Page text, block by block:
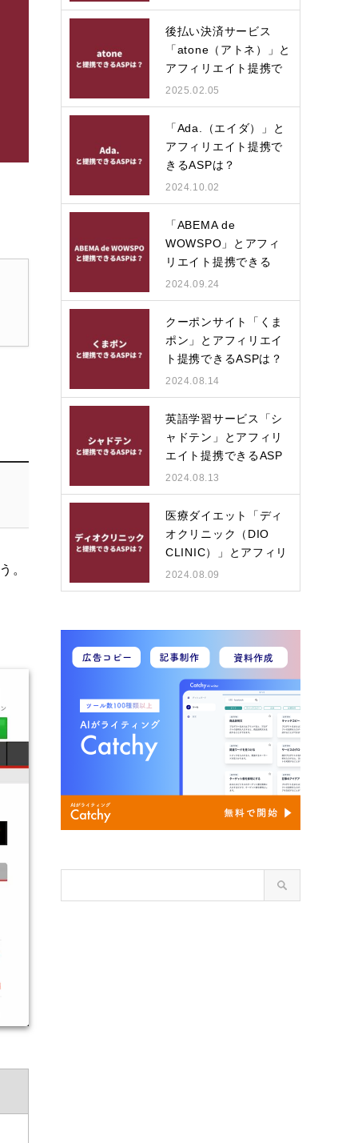
。
後払い決済サービス
「atone（アトネ）」と
アフィリエイト提携で
きる…
2025.02.05
「Ada.（エイダ）」と
アフィリエイト提携で
きるASPは？
2024.10.02
「ABEMA de
WOWSPO」とアフィ
リエイト提携できる
ASPは？
2024.09.24
クーポンサイト「くま
ポン」とアフィリエイ
ト提携できるASPは？
2024.08.14
英語学習サービス「シ
ャドテン」とアフィリ
エイト提携できるASP
は？
2024.08.13
医療ダイエット「ディ
オクリニック（DIO
CLINIC）」とアフィリ
エイ…
2024.08.09